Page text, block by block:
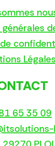
Légales
65 35 09